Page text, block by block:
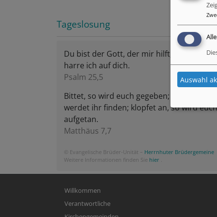
Tageslosung
Du bist der Gott, der mir hilft; täglich
harre ich auf dich.
Psalm 25,5
Bittet, so wird euch gegeben; suchet, so
werdet ihr finden; klopfet an, so wird euch
aufgetan.
Matthäus 7,7
© Evangelische Brüder-Unität – Herrnhuter Brüdergemeine
Weitere Informationen finden Sie hier
Hauptnavigation
Willkommen
Verantwortliche
Auswahl